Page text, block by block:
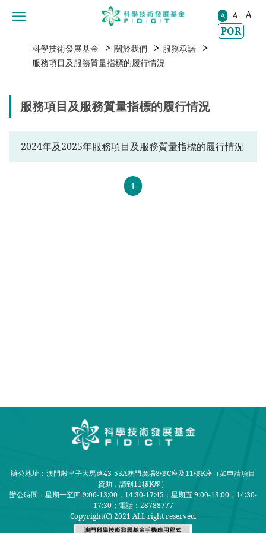
移動到内容區域 A A
A
POR
科學技術發展基金 > 關於我們 > 服務承諾 >
服務項目及服務質量指標的履行情況
服務項目及服務質量指標的履行情況
2024年及2025年服務項目及服務質量指標的履行情況
1
辦公地址：澳門殷皇子大馬路43-53A澳門廣場8樓C座及11樓K座（如申請項目
資助，請到11樓K座）
辦公時間：星期一至四 9:00-13:00，14:30-17:45；星期五 9:00-13:00，14:30-
17:30； 電話：28788777
Copyright(C) 2021 ALL right reserved.